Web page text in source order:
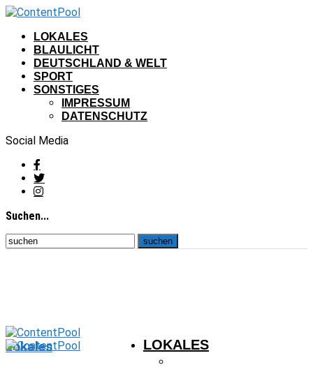
LOKALES
BLAULICHT
DEUTSCHLAND & WELT
SPORT
SONSTIGES
IMPRESSUM
DATENSCHUTZ
Social Media
Suchen...
LOKALES
Lokales